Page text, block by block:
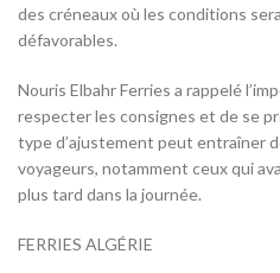
des créneaux où les conditions
défavorables.
Nouris Elbahr Ferries a rappelé
respecter les consignes et de se
type d’ajustement peut entraîner
voyageurs, notamment ceux qui
plus tard dans la journée.
FERRIES ALGÉRIE